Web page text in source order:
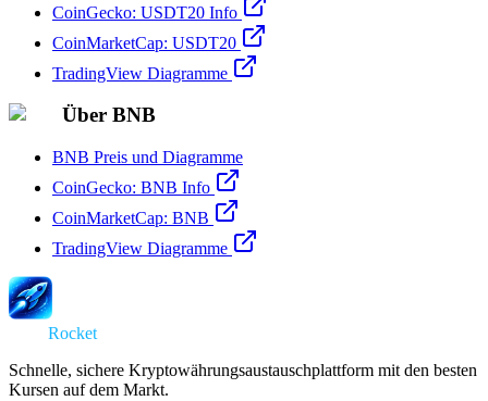
CoinGecko: USDT20 Info
CoinMarketCap: USDT20
TradingView Diagramme
Über BNB
BNB Preis und Diagramme
CoinGecko: BNB Info
CoinMarketCap: BNB
TradingView Diagramme
Rocket
Schnelle, sichere Kryptowährungsaustauschplattform mit den besten
Kursen auf dem Markt.